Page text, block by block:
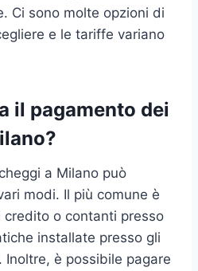
Ci sono molte opzioni di
e le tariffe variano
il pagamento dei
a Milano può
modi. Il più comune è
o contanti presso
installate presso gli
Inoltre, è possibile pagare